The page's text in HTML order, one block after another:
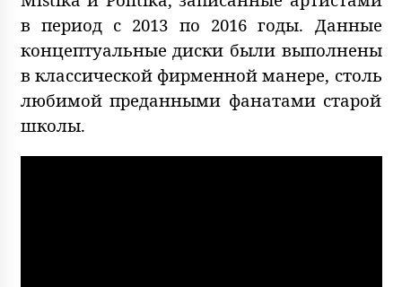
в период с 2013 по 2016 годы. Данные
концептуальные диски были выполнены
в классической фирменной манере, столь
любимой преданными фанатами старой
школы.